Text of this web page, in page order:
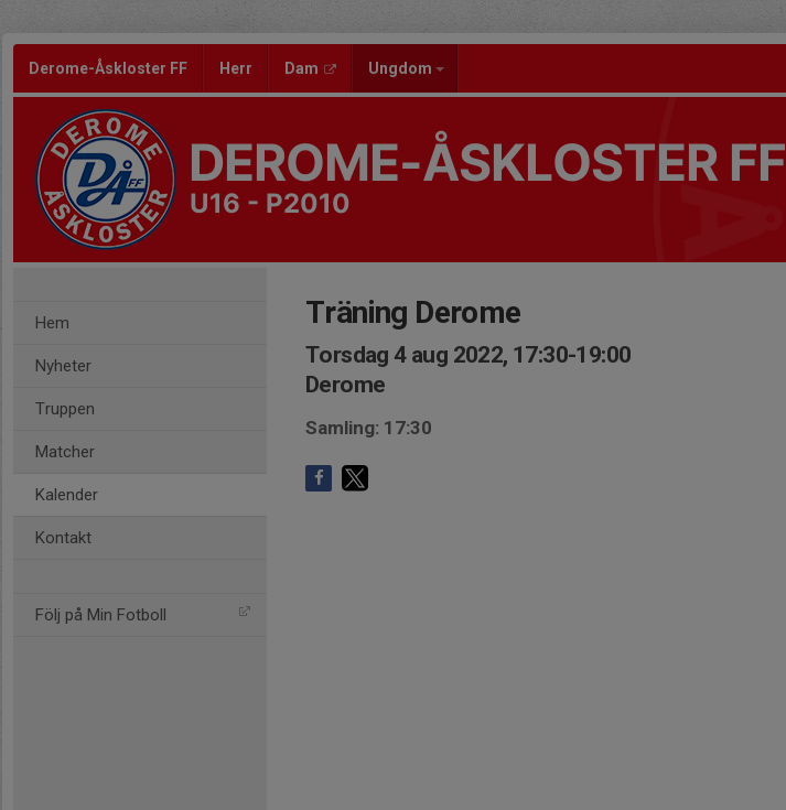
Derome-Åskloster FF Herr Dam Ungdom
DEROME-ÅSKLOSTER FF
U16 - P2010
Hem
Nyheter
Truppen
Matcher
Kalender
Kontakt
Följ på Min Fotboll
Träning Derome
Torsdag 4 aug 2022, 17:30-19:00
Derome
Samling: 17:30